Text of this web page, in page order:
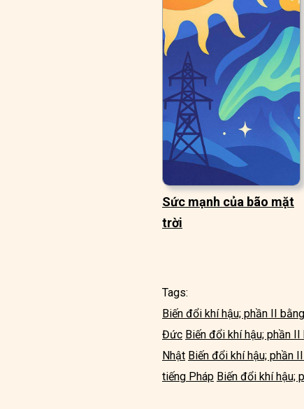
Sức mạnh của bão mặt
trời
Tags:
Biến đổi khí hậu; phần II
Đức Biến đổi khí hậu; phần
Nhật Biến đổi khí hậu; phần
tiếng Pháp Biến đổi khí hậu;